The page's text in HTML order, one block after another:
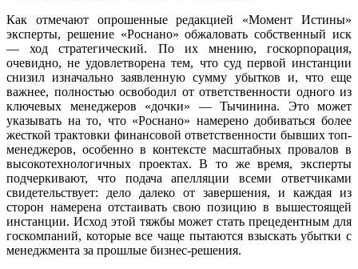
Как отмечают опрошенные редакцией «Момент Истины»
эксперты, решение «Роснано» обжаловать собственный иск
— ход стратегический. По их мнению, госкорпорация,
очевидно, не удовлетворена тем, что суд первой инстанции
снизил изначально заявленную сумму убытков и, что еще
важнее, полностью освободил от ответственности одного из
ключевых менеджеров «дочки» — Тычинина. Это может
указывать на то, что «Роснано» намерено добиваться более
жесткой трактовки финансовой ответственности бывших топ-
менеджеров, особенно в контексте масштабных провалов в
высокотехнологичных проектах. В то же время, эксперты
подчеркивают, что подача апелляции всеми ответчиками
свидетельствует: дело далеко от завершения, и каждая из
сторон намерена отстаивать свою позицию в вышестоящей
инстанции. Исход этой тяжбы может стать прецедентным для
госкомпаний, которые все чаще пытаются взыскать убытки с
менеджмента за прошлые бизнес-решения.